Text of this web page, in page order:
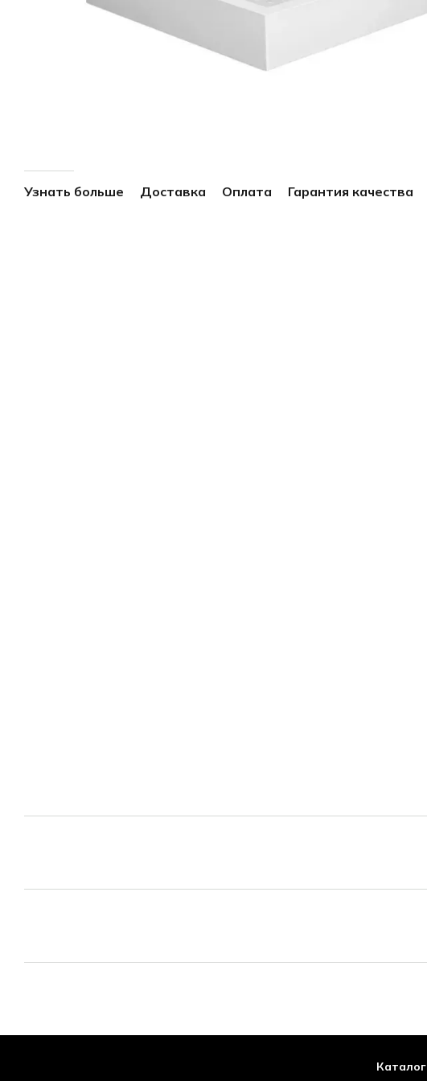
Узнать больше Доставка Оплата Гарантия качества
Каталог